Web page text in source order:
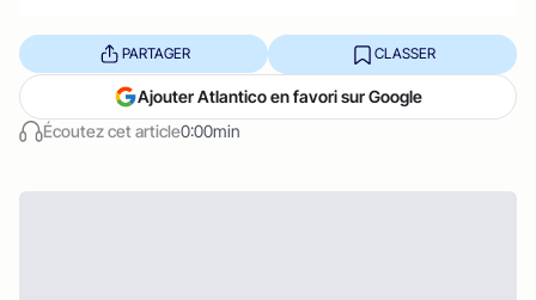
Écoutez cet article0:00min
PARTAGER CLASSER
Ajouter Atlantico en favori sur Google